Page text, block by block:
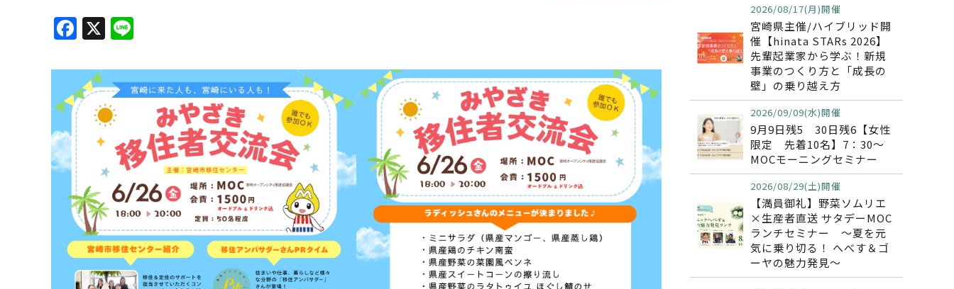
F
a
c
e
b
k
X
e
2026/08/17(月)開催
宮崎県主催/ハイブリッド開
催【hinata STARs 2026】
先輩起業家から学ぶ！新規
事業のつくり方と「成長の
壁」の乗り越え方
2026/09/09(水)開催
9月9日残5 30日残6【女性
限定 先着10名】7：30～
MOCモーニングセミナー
2026/08/29(土)開催
【満員御礼】野菜ソムリエ
×生産者直送 サタデーMOC
ランチセミナー ～夏を元
気に乗り切る！ へべす＆ゴ
ーヤの魅力発見～